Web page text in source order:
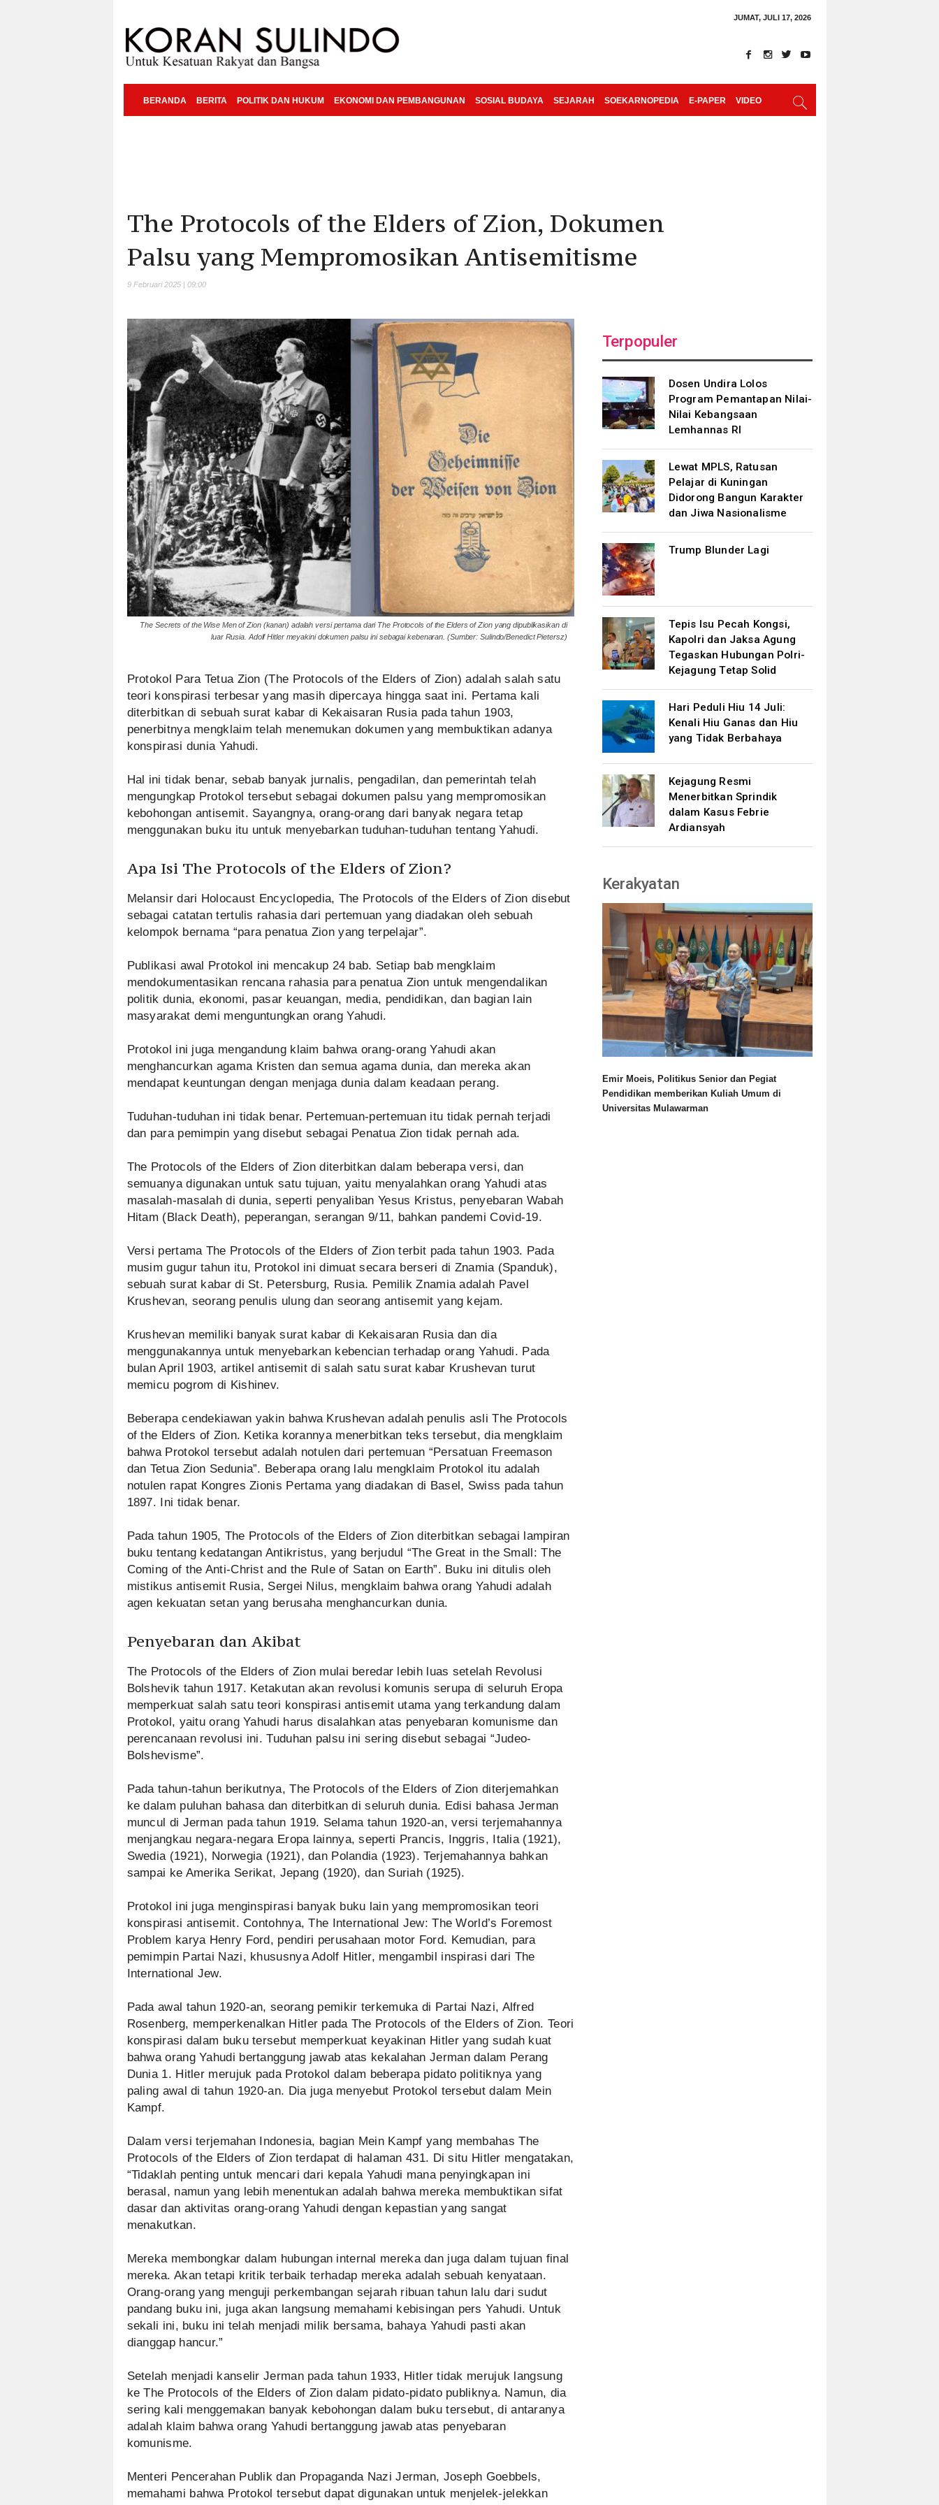
JUMAT, JULI 17, 2026
BERANDA BERITA POLITIK DAN HUKUM EKONOMI DAN PEMBANGUNAN SOSIAL BUDAYA SEJARAH SOEKARNOPEDIA E-PAPER VIDEO
The Protocols of the Elders of Zion, Dokumen
Palsu yang Mempromosikan Antisemitisme
9 Februari 2025 | 09:00
The Secrets of the Wise Men of Zion (kanan) adalah versi pertama dari The Protocols of the Elders of Zion yang dipublikasikan di
luar Rusia. Adolf Hitler meyakini dokumen palsu ini sebagai kebenaran. (Sumber: Sulindo/Benedict Pietersz)
Protokol Para Tetua Zion (The Protocols of the Elders of Zion) adalah salah satu
teori konspirasi terbesar yang masih dipercaya hingga saat ini. Pertama kali
diterbitkan di sebuah surat kabar di Kekaisaran Rusia pada tahun 1903,
penerbitnya mengklaim telah menemukan dokumen yang membuktikan adanya
konspirasi dunia Yahudi.
Hal ini tidak benar, sebab banyak jurnalis, pengadilan, dan pemerintah telah
mengungkap Protokol tersebut sebagai dokumen palsu yang mempromosikan
kebohongan antisemit. Sayangnya, orang-orang dari banyak negara tetap
menggunakan buku itu untuk menyebarkan tuduhan-tuduhan tentang Yahudi.
Apa Isi The Protocols of the Elders of Zion?
Melansir dari Holocaust Encyclopedia, The Protocols of the Elders of Zion disebut
sebagai catatan tertulis rahasia dari pertemuan yang diadakan oleh sebuah
kelompok bernama “para penatua Zion yang terpelajar”.
Publikasi awal Protokol ini mencakup 24 bab. Setiap bab mengklaim
mendokumentasikan rencana rahasia para penatua Zion untuk mengendalikan
politik dunia, ekonomi, pasar keuangan, media, pendidikan, dan bagian lain
masyarakat demi menguntungkan orang Yahudi.
Protokol ini juga mengandung klaim bahwa orang-orang Yahudi akan
menghancurkan agama Kristen dan semua agama dunia, dan mereka akan
mendapat keuntungan dengan menjaga dunia dalam keadaan perang.
Tuduhan-tuduhan ini tidak benar. Pertemuan-pertemuan itu tidak pernah terjadi
dan para pemimpin yang disebut sebagai Penatua Zion tidak pernah ada.
The Protocols of the Elders of Zion diterbitkan dalam beberapa versi, dan
semuanya digunakan untuk satu tujuan, yaitu menyalahkan orang Yahudi atas
masalah-masalah di dunia, seperti penyaliban Yesus Kristus, penyebaran Wabah
Hitam (Black Death), peperangan, serangan 9/11, bahkan pandemi Covid-19.
Versi pertama The Protocols of the Elders of Zion terbit pada tahun 1903. Pada
musim gugur tahun itu, Protokol ini dimuat secara berseri di Znamia (Spanduk),
sebuah surat kabar di St. Petersburg, Rusia. Pemilik Znamia adalah Pavel
Krushevan, seorang penulis ulung dan seorang antisemit yang kejam.
Krushevan memiliki banyak surat kabar di Kekaisaran Rusia dan dia
menggunakannya untuk menyebarkan kebencian terhadap orang Yahudi. Pada
bulan April 1903, artikel antisemit di salah satu surat kabar Krushevan turut
memicu pogrom di Kishinev.
Beberapa cendekiawan yakin bahwa Krushevan adalah penulis asli The Protocols
of the Elders of Zion. Ketika korannya menerbitkan teks tersebut, dia mengklaim
bahwa Protokol tersebut adalah notulen dari pertemuan “Persatuan Freemason
dan Tetua Zion Sedunia”. Beberapa orang lalu mengklaim Protokol itu adalah
notulen rapat Kongres Zionis Pertama yang diadakan di Basel, Swiss pada tahun
1897. Ini tidak benar.
Pada tahun 1905, The Protocols of the Elders of Zion diterbitkan sebagai lampiran
buku tentang kedatangan Antikristus, yang berjudul “The Great in the Small: The
Coming of the Anti-Christ and the Rule of Satan on Earth”. Buku ini ditulis oleh
mistikus antisemit Rusia, Sergei Nilus, mengklaim bahwa orang Yahudi adalah
agen kekuatan setan yang berusaha menghancurkan dunia.
Penyebaran dan Akibat
The Protocols of the Elders of Zion mulai beredar lebih luas setelah Revolusi
Bolshevik tahun 1917. Ketakutan akan revolusi komunis serupa di seluruh Eropa
memperkuat salah satu teori konspirasi antisemit utama yang terkandung dalam
Protokol, yaitu orang Yahudi harus disalahkan atas penyebaran komunisme dan
perencanaan revolusi ini. Tuduhan palsu ini sering disebut sebagai “Judeo-
Bolshevisme”.
Pada tahun-tahun berikutnya, The Protocols of the Elders of Zion diterjemahkan
ke dalam puluhan bahasa dan diterbitkan di seluruh dunia. Edisi bahasa Jerman
muncul di Jerman pada tahun 1919. Selama tahun 1920-an, versi terjemahannya
menjangkau negara-negara Eropa lainnya, seperti Prancis, Inggris, Italia (1921),
Swedia (1921), Norwegia (1921), dan Polandia (1923). Terjemahannya bahkan
sampai ke Amerika Serikat, Jepang (1920), dan Suriah (1925).
Protokol ini juga menginspirasi banyak buku lain yang mempromosikan teori
konspirasi antisemit. Contohnya, The International Jew: The World’s Foremost
Problem karya Henry Ford, pendiri perusahaan motor Ford. Kemudian, para
pemimpin Partai Nazi, khususnya Adolf Hitler, mengambil inspirasi dari The
International Jew.
Pada awal tahun 1920-an, seorang pemikir terkemuka di Partai Nazi, Alfred
Rosenberg, memperkenalkan Hitler pada The Protocols of the Elders of Zion. Teori
konspirasi dalam buku tersebut memperkuat keyakinan Hitler yang sudah kuat
bahwa orang Yahudi bertanggung jawab atas kekalahan Jerman dalam Perang
Dunia 1. Hitler merujuk pada Protokol dalam beberapa pidato politiknya yang
paling awal di tahun 1920-an. Dia juga menyebut Protokol tersebut dalam Mein
Kampf.
Dalam versi terjemahan Indonesia, bagian Mein Kampf yang membahas The
Protocols of the Elders of Zion terdapat di halaman 431. Di situ Hitler mengatakan,
“Tidaklah penting untuk mencari dari kepala Yahudi mana penyingkapan ini
berasal, namun yang lebih menentukan adalah bahwa mereka membuktikan sifat
dasar dan aktivitas orang-orang Yahudi dengan kepastian yang sangat
menakutkan.
Mereka membongkar dalam hubungan internal mereka dan juga dalam tujuan final
mereka. Akan tetapi kritik terbaik terhadap mereka adalah sebuah kenyataan.
Orang-orang yang menguji perkembangan sejarah ribuan tahun lalu dari sudut
pandang buku ini, juga akan langsung memahami kebisingan pers Yahudi. Untuk
sekali ini, buku ini telah menjadi milik bersama, bahaya Yahudi pasti akan
dianggap hancur.”
Setelah menjadi kanselir Jerman pada tahun 1933, Hitler tidak merujuk langsung
ke The Protocols of the Elders of Zion dalam pidato-pidato publiknya. Namun, dia
sering kali menggemakan banyak kebohongan dalam buku tersebut, di antaranya
adalah klaim bahwa orang Yahudi bertanggung jawab atas penyebaran
komunisme.
Menteri Pencerahan Publik dan Propaganda Nazi Jerman, Joseph Goebbels,
memahami bahwa Protokol tersebut dapat digunakan untuk menjelek-jelekkan
Terpopuler
Dosen Undira Lolos
Program Pemantapan Nilai-
Nilai Kebangsaan
Lemhannas RI
Lewat MPLS, Ratusan
Pelajar di Kuningan
Didorong Bangun Karakter
dan Jiwa Nasionalisme
Trump Blunder Lagi
Tepis Isu Pecah Kongsi,
Kapolri dan Jaksa Agung
Tegaskan Hubungan Polri-
Kejagung Tetap Solid
Hari Peduli Hiu 14 Juli:
Kenali Hiu Ganas dan Hiu
yang Tidak Berbahaya
Kejagung Resmi
Menerbitkan Sprindik
dalam Kasus Febrie
Ardiansyah
Kerakyatan
Emir Moeis, Politikus Senior dan Pegiat
Pendidikan memberikan Kuliah Umum di
Universitas Mulawarman